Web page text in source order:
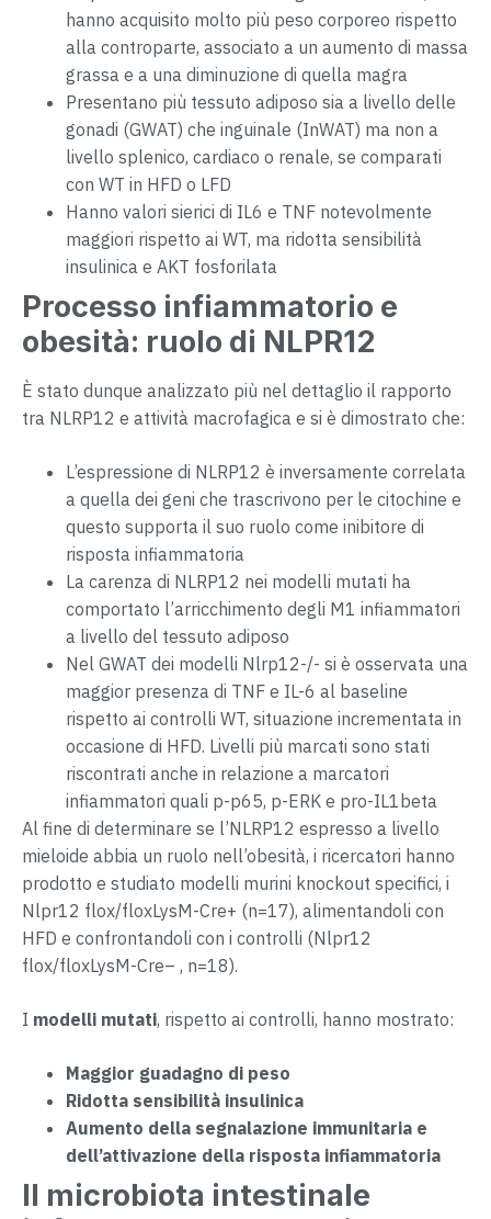
hanno acquisito molto più peso corporeo rispetto
alla controparte, associato a un aumento di massa
grassa e a una diminuzione di quella magra
Presentano più tessuto adiposo sia a livello delle
gonadi (GWAT) che inguinale (InWAT) ma non a
livello splenico, cardiaco o renale, se comparati
con WT in HFD o LFD
Hanno valori sierici di IL6 e TNF notevolmente
maggiori rispetto ai WT, ma ridotta sensibilità
insulinica e AKT fosforilata
Processo infiammatorio e
obesità: ruolo di NLPR12
È stato dunque analizzato più nel dettaglio il rapporto
tra NLRP12 e attività macrofagica e si è dimostrato che:
L’espressione di NLRP12 è inversamente correlata
a quella dei geni che trascrivono per le citochine e
questo supporta il suo ruolo come inibitore di
risposta infiammatoria
La carenza di NLRP12 nei modelli mutati ha
comportato l’arricchimento degli M1 infiammatori
a livello del tessuto adiposo
Nel GWAT dei modelli Nlrp12-/- si è osservata una
maggior presenza di TNF e IL-6 al baseline
rispetto ai controlli WT, situazione incrementata in
occasione di HFD. Livelli più marcati sono stati
riscontrati anche in relazione a marcatori
infiammatori quali p-p65, p-ERK e pro-IL1beta
Al fine di determinare se l’NLRP12 espresso a livello
mieloide abbia un ruolo nell’obesità, i ricercatori hanno
prodotto e studiato modelli murini knockout specifici, i
Nlpr12 flox/floxLysM-Cre+ (n=17), alimentandoli con
HFD e confrontandoli con i controlli (Nlpr12
flox/floxLysM-Cre– , n=18).
I modelli mutati, rispetto ai controlli, hanno mostrato:
Maggior guadagno di peso
Ridotta sensibilità insulinica
Aumento della segnalazione immunitaria e
dell’attivazione della risposta infiammatoria
Il microbiota intestinale